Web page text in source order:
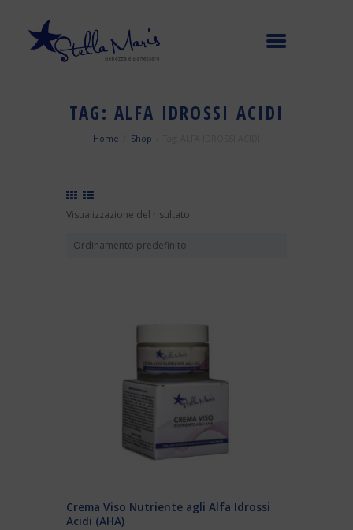
TAG: ALFA IDROSSI ACIDI
Home Shop
Visualizzazione del risultato
Crema Viso Nutriente agli Alfa Idrossi
Acidi (AHA)